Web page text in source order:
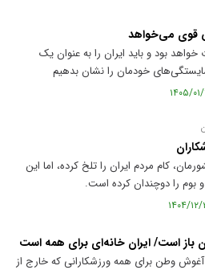
قوی می‌خواهد
بود و باید ایران را به عنوان یک
شایستگی‌های خودمان را نشان بدهیم
کام مردم ایران را تلخ کرده، اما این
بوم را دوچندان کرده است.
باز است/ ایران خانه‌ای برای همه است
وطن برای همه ورزشکارانی که خارج از